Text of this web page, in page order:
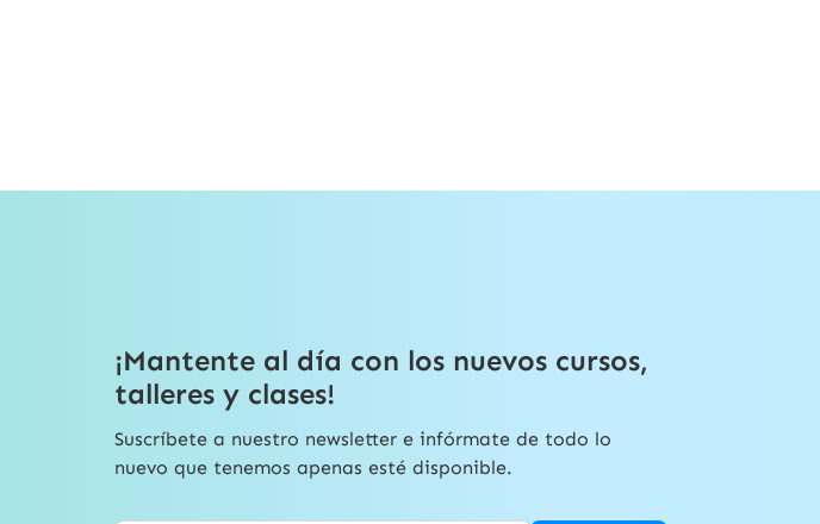
¡Mantente al día con los nuevos cursos,
talleres y clases!
Suscríbete a nuestro newsletter e infórmate de todo lo
nuevo que tenemos apenas esté disponible.